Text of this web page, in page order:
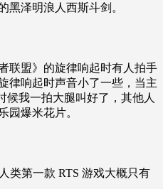
黑泽明浪人西斯斗剑。
联盟》的旋律响起时有人拍手
律响起时声音小了一些，当主
候我一拍大腿叫好了，其他人
园爆米花片。
类第一款 RTS 游戏大概只有